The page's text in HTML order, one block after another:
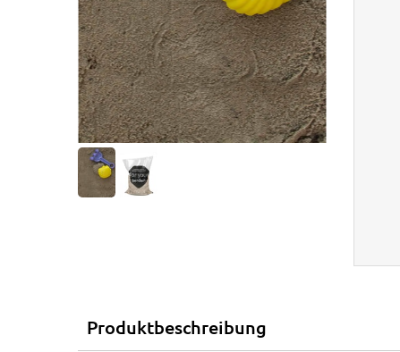
Produktbeschreibung